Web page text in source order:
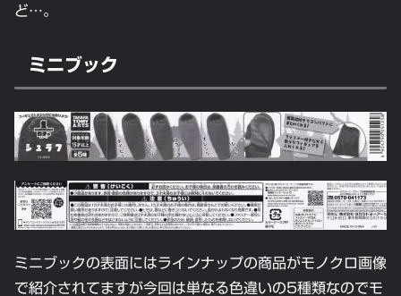
ど…。
ミニブック
ミニブックの表面にはラインナップの商品がモノクロ画像
で紹介されてますが今回は単なる色違いの5種類なのでモ